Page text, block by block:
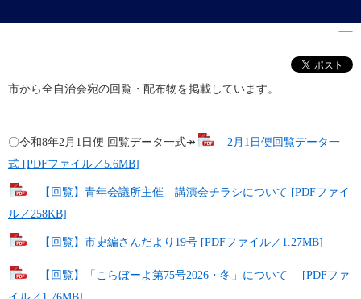
​市から全自治会宛の回覧・配布物を掲載しています。
〇令和8年2月1日便 回覧データ一式↠
2月1日便回覧データ一
式 [PDFファイル／5.6MB]
【回覧】青年会議所主催　講演会チラシについて [PDFファイ
ル／258KB]
【回覧】市史編さんだより19号 [PDFファイル／1.27MB]
【回覧】「こらぼーよ第75号2026・冬」について　 [PDFファ